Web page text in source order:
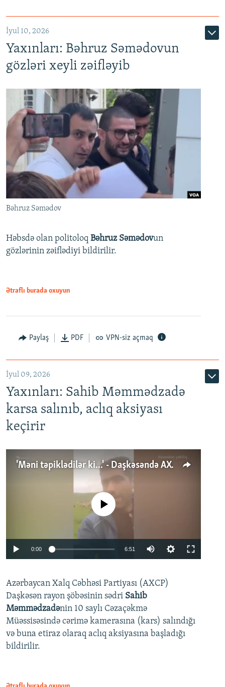
İyul 10, 2026
Yaxınları: Bəhruz Səmədovun
gözləri xeyli zəifləyib
Bəhruz Səmədov
Həbsdə olan politoloq Bəhruz Səmədovun
gözlərinin zəiflədiyi bildirilir.
Ətraflı burada oxuyun
Paylaş PDF VPN-siz açmaq
İyul 09, 2026
Yaxınları: Sahib Məmmədzadə
karsa salınıb, aclıq aksiyası
keçirir
'Məni təpiklədilər ki...' - Daşkəsəndə AXCP fəalının yaxınları onun həbsinə etiraz edirlər
Auto 240p 360p
720p 1080p
No media source currently available
0:00 6:51
360p
720p
1080p
Azərbaycan Xalq Cəbhəsi Partiyası (AXCP)
Daşkəsən rayon şöbəsinin sədri Sahib
Məmmədzadənin 10 saylı Cəzaçəkmə
Müəssisəsində cərimə kamerasına (kars) salındığı
və buna etiraz olaraq aclıq aksiyasına başladığı
bildirilir.